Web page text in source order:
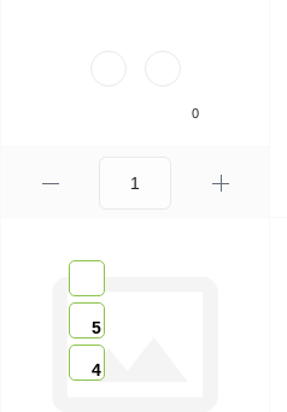
0
5
4